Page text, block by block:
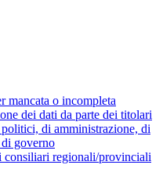
mancata o incompleta
dei dati da parte dei titolari
di amministrazione, di
governo
consiliari regionali/provinciali